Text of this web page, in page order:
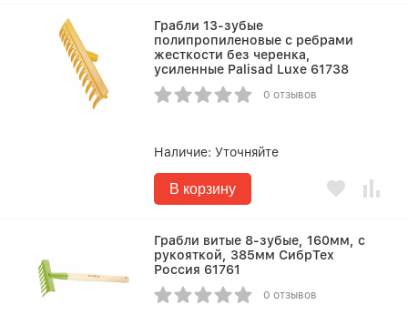
Грабли 13-зубые
полипропиленовые с ребрами
жесткости без черенка,
усиленные Palisad Luxe 61738
0 отзывов
Наличие:Уточняйте
В корзину
Грабли витые 8-зубые, 160мм, с
рукояткой, 385мм СибрТех
Россия 61761
0 отзывов